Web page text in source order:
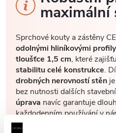
Sprchové kouty a zástěny
odolnými hliníkovými
tloušťce 1,5 cm, které
stabilitu celé konstrukce.
drobných nerovností stěn
bez nutnosti dalších
úprava navíc garantuje
každodenním používání v
prostředí..